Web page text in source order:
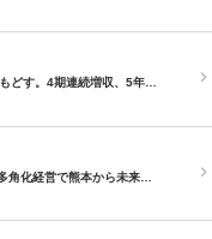
どす。4期連続増収、5年…
角化経営で熊本から未来…